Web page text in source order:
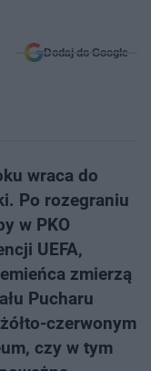
Dodaj do Google
wraca do
Po rozegraniu
w PKO
UEFA,
zmierzą
Pucharu
czerwonym
czy w tym